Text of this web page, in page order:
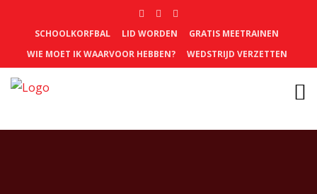
SCHOOLKORFBAL LID WORDEN
GRATIS MEETRAINEN
WIE MOET IK WAARVOOR HEBBEN?
WEDSTRIJD VERZETTEN